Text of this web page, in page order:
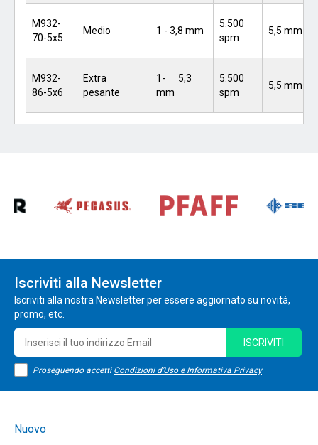
M932-
70-5x5
Medio 1 - 3,8 mm
5.500
spm
5,5 mm
M932-
86-5x6
Extra
pesante
1- 5,3
mm
5.500
spm
5,5 mm
Iscriviti alla Newsletter
Iscriviti alla nostra Newsletter per essere aggiornato su novità,
promo, etc.
Proseguendo accetti Condizioni d'Uso e Informativa Privacy
ISCRIVITI
Nuovo